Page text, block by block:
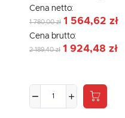
Cena netto:
1 780,00 zł 1 564,62 zł
Cena brutto:
2 189,40 zł 1 924,48 zł